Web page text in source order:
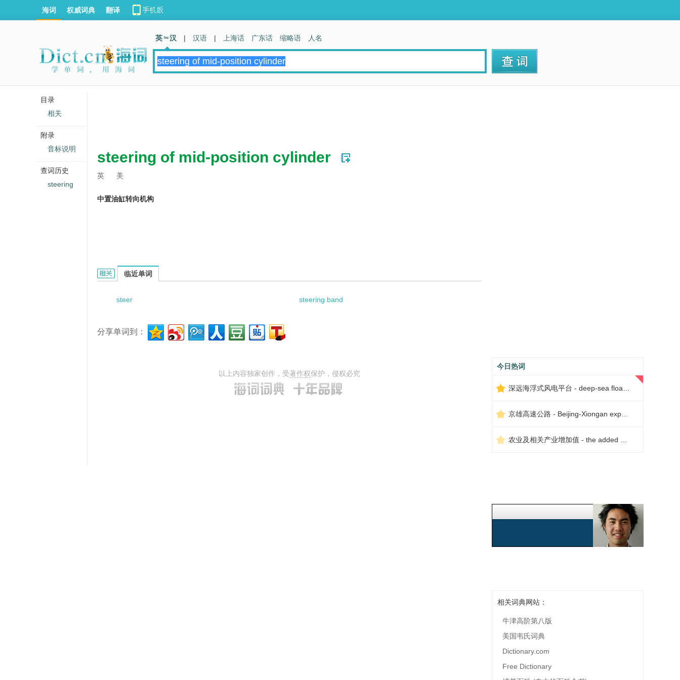
steering of mid-position cylinder
英 美
中置油缸转向机构
Steering of Mid-position Cylinder的相关资料：
临近单词
steer steering band
分享单词到：
以上内容独家创作，受著作权保护，侵权必究
今日热词
相关词典网站：
牛津高阶第八版
美国韦氏词典
Dictionary.com
Free Dictionary
海词 权威词典 翻译
英 汉 | 汉语 | 上海话 广东话 缩略语 人名
目录
相关
附录
音标说明
查词历史
steering